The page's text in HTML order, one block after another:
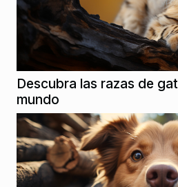
Descubra las razas de
mundo